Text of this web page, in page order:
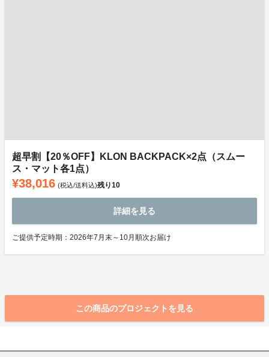
超早割【20％OFF】KLON BACKPACK×2点（スムー
ス・マット各1点）
¥38,016 (税込/送料込)残り10
詳細を見る
ご提供予定時期：2026年7月末～10月順次お届け
この商品のプロジェクトを見る